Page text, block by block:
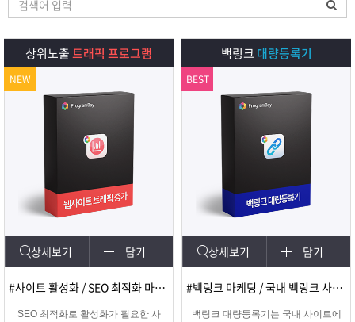
요
합
Q&A
프
로
이
는?
프
구
매
로
그
상
품
객
센
마
이
파
상위노출트래픽 프로그램
상세보기 담기
#사이트 활성화 / SEO 최적화 마케팅
SEO 최적화로 활성화가 필요한 사
NEW
백링크 대량등록기
상세보기 담기
#백링크 마케팅 / 국내 백링크 사이트 생성
백링크 대량등록기는 국내 사이트에
BEST